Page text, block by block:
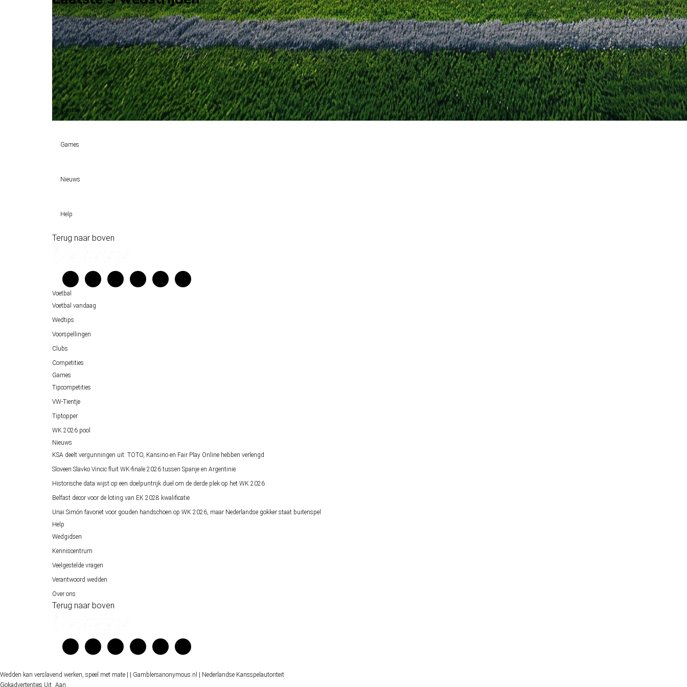
H2H
Botswana
Niger
15 nov 2011
Niger
Botswana
11
Gelijk (1)100%
Voetbal
Wedtips
Clubs
Games
VW-Tientje
WK 2026 pool
Nieuws
Sloveen Slavko Vincic fluit WK-finale 2026 tussen Spanje en Argentinië
Belfast decor voor de loting van EK 2028 kwalificatie
Help
Wedgidsen
Verantwoord wedden
Over ons
Terug naar boven
Voetbal
Voetbal vandaag
Wedtips
Voorspellingen
Clubs
Competities
Games
Tipcompetities
VW-Tientje
Tiptopper
WK 2026 pool
Nieuws
KSA deelt vergunningen uit: TOTO, Kansino en Fair Play Online hebben verlengd
Sloveen Slavko Vincic fluit WK-finale 2026 tussen Spanje en Argentinië
Historische data wijst op een doelpuntrijk duel om de derde plek op het WK 2026
Belfast decor voor de loting van EK 2028 kwalificatie
Unai Simón favoriet voor gouden handschoen op WK 2026, maar Nederlandse gokker staat buitenspel
Help
Wedgidsen
Kenniscentrum
Veelgestelde vragen
Verantwoord wedden
Over ons
Terug naar boven
Wedden kan verslavend werken, speel met mate | | Gamblersanonymous.nl | Nederlandse Kansspelautoriteit
Gokadvertenties Uit Aan